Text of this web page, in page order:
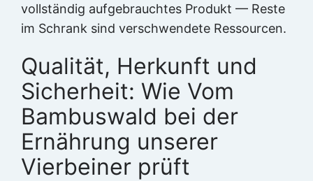
vollständig aufgebrauchtes Produkt — Reste
im Schrank sind verschwendete Ressourcen.
Qualität, Herkunft und
Sicherheit: Wie Vom
Bambuswald bei der
Ernährung unserer
Vierbeiner prüft